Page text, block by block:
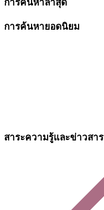
การค้นหาล่าสุด
การค้นหายอดนิยม
สาระความรู้และข่าวสาร